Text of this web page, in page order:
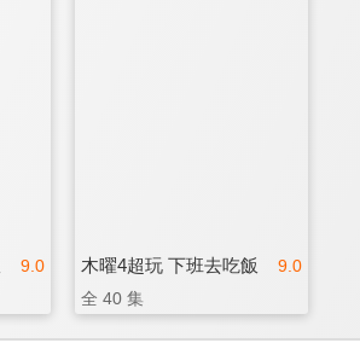
9.0 9.0
木曜4超玩 下班去吃飯
全 40 集